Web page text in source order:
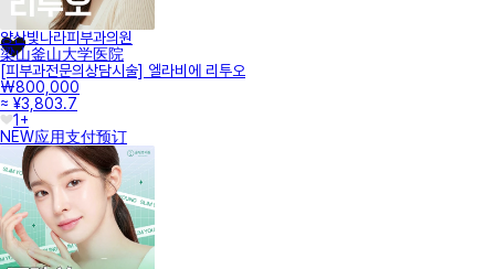
양산빛나라피부과의원
梁山釜山大学医院
[피부과전문의상담시술] 엘라비에 리투오
₩800,000
≈ ¥3,803.7
1+
NEW应用支付预订